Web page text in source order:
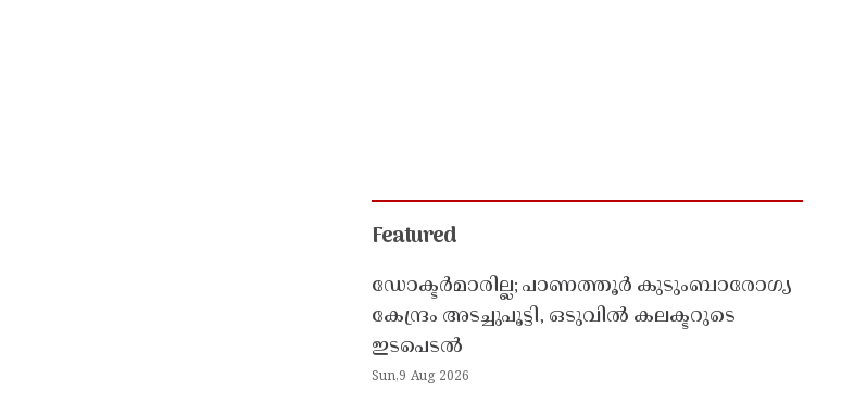
Featured
ഡോക്ടർമാരില്ല; പാണത്തൂർ കുടുംബാരോഗ്യ
കേന്ദ്രം അടച്ചുപൂട്ടി, ഒടുവിൽ കലക്ടറുടെ
ഇടപെടൽ
Sun,9 Aug 2026